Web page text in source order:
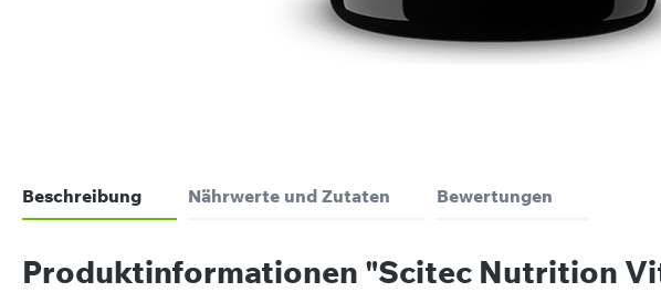
Beschreibung Nährwerte und Zutaten Bewertungen
Produktinformationen "Scitec Nutrition